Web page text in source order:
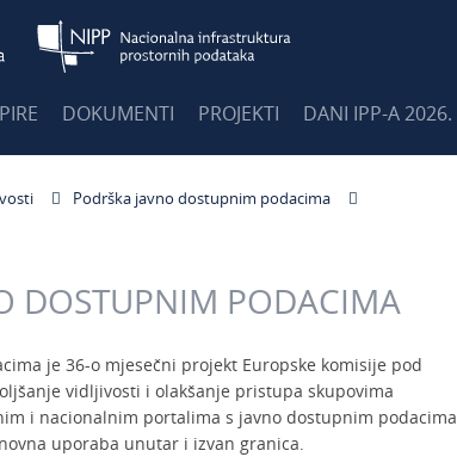
DOKUMENTI PROJEKTI DANI IPP-A 2026.
Podrška javno dostupnim podacima
DOSTUPNIM PODACIMA
je 36-o mjesečni projekt Europske komisije pod
vidljivosti i olakšanje pristupa skupovima
i nacionalnim portalima s javno dostupnim podacima
uporaba unutar i izvan granica.